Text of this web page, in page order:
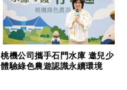
桃機公司攜手石門水庫 邀兒少
體驗綠色農遊認識永續環境